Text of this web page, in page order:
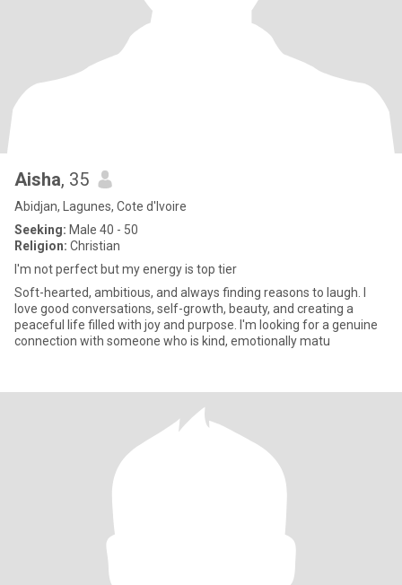
Aisha, 35
Abidjan, Lagunes, Cote d'Ivoire
Seeking: Male 40 - 50
Religion: Christian
I'm not perfect but my energy is top tier
Soft-hearted, ambitious, and always finding reasons to laugh. I
love good conversations, self-growth, beauty, and creating a
peaceful life filled with joy and purpose. I'm looking for a genuine
connection with someone who is kind, emotionally matu